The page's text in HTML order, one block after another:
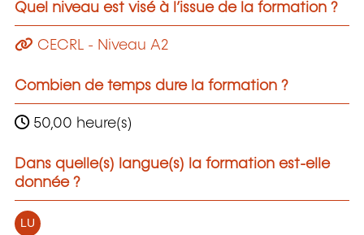
Quel niveau est visé à l’issue de la formation ?
CECRL - Niveau A2
Combien de temps dure la formation ?
50,00 heure(s)
Dans quelle(s) langue(s) la formation est-elle
donnée ?
LU